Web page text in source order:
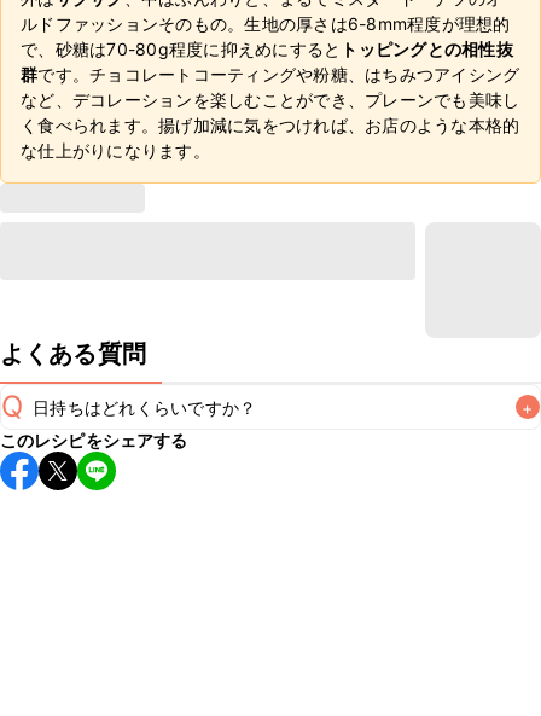
ルドファッションそのもの。生地の厚さは6-8mm程度が理想的
で、砂糖は70-80g程度に抑えめにすると トッピングとの相性抜
群です。チョコレートコーティングや粉糖、はちみつアイシング
など、デコレーションを楽しむことができ、プレーンでも美味し
く食べられます。揚げ加減に気をつければ、お店のような本格的
な仕上がりになります。
よくある質問
Q 日持ちはどれくらいですか？ +
保存期間は常温で当日中が目安です。なるべくお早めにお召
し上がりください。
このレシピをシェアする